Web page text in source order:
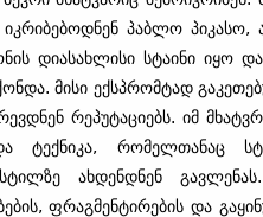
პაბლო პიკასო,
დიასახლისი სტაინი იყო
მისი ექსპრომტად
რეპუტაციებს. იმ
ტექნიკა, რომელთანაც
ახდენდნენ
ფრაგმენტირების და